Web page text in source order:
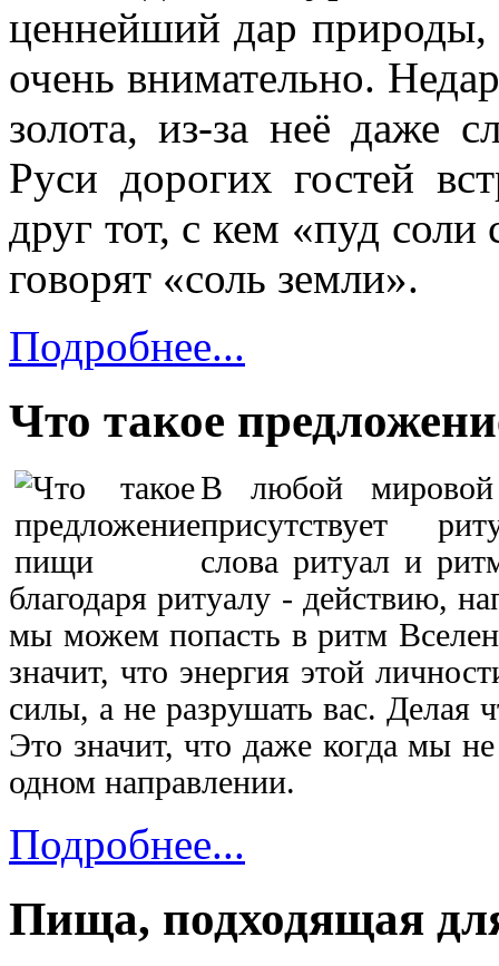
ценнейший дар природы,
очень внимательно.
золота, из-за неё даже
Руси дорогих гостей
друг тот, с кем «пуд
говорят «соль земли».
Подробнее...
Что такое
В любой
присутствует
слова ритуал и
благодаря ритуалу - действию,
мы можем попасть в ритм
значит, что энергия этой
силы, а не разрушать вас. Делая
Это значит, что даже когда мы
одном направлении.
Подробнее...
Пища, подходящая